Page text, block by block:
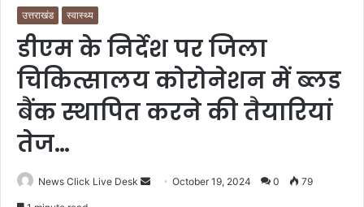
उत्तराखंड स्वास्थ्य
डीएम के निर्देश पर जिला
चिकित्सालय कोरोनेशन में ब्लड
बैंक स्थापित करने की तैयारियां
तेज…
News Click Live Desk October 19, 2024 0 79